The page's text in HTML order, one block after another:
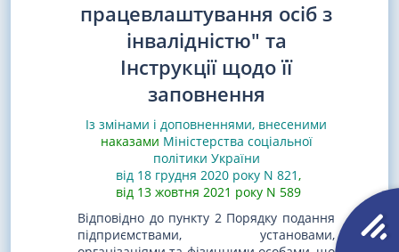
працевлаштування осіб з
інвалідністю" та
Інструкції щодо її
заповнення
Із змінами і доповненнями, внесеними
наказами Міністерства соціальної
політики України
від 18 грудня 2020 року N 821,
від 13 жовтня 2021 року N 589
Відповідно до пункту 2 Порядку подання
підприємствами, установами,